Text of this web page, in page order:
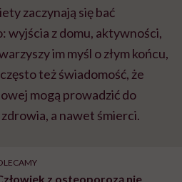
zaczynają się bać
wyjścia z domu, aktywności,
im myśl o złym końcu,
też świadomość, że
mogą prowadzić do
a nawet śmierci.
z osteoporozą nie